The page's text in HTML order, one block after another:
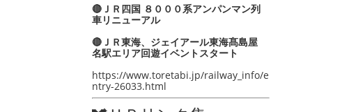
🔴ＪＲ四国 ８０００系アンパンマン列
車リニューアル
🔴ＪＲ東海、ジェイアール東海髙島屋
名駅エリア回遊イベントスタート
https://www.toretabi.jp/railway_info/e
ntry-26033.html